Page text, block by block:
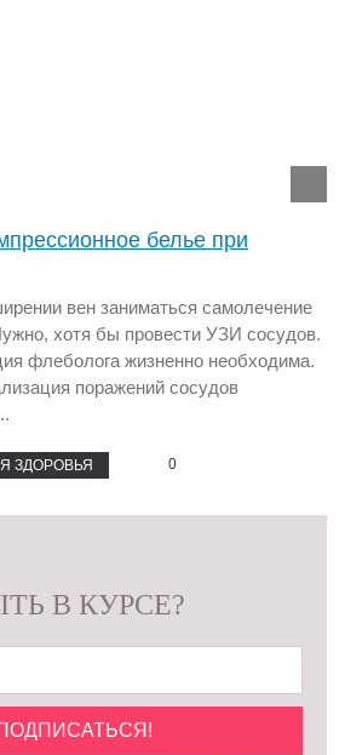
белье при
вен заниматься самолечение
хотя бы провести УЗИ сосудов.
флеболога жизненно необходима.
поражений сосудов
ЗДОРОВЬЯ 0
В КУРСЕ?